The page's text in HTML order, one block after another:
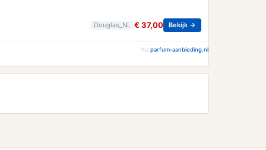
Douglas_NL € 37,00 Bekijk →
Via parfum-aanbieding.nl